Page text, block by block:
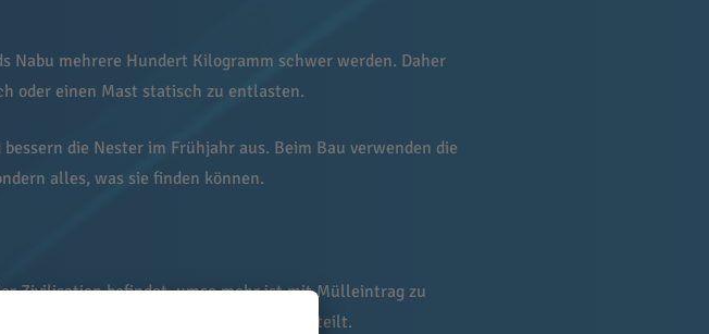
Nabu mehrere Hundert Kilogramm schwer werden. Daher
oder einen Mast statisch zu entlasten.
die Nester im Frühjahr aus. Beim Bau verwenden die
alles, was sie finden können.
Zivilisation befindet, umso mehr ist mit Mülleintrag zu
Ende vergangenen Jahres mitgeteilt.